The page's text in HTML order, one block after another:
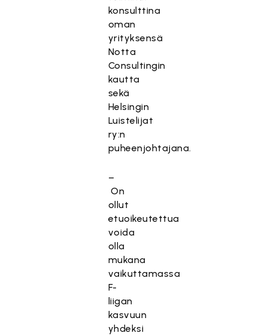
konsulttina
oman
yrityksensä
Notta
Consultingin
kautta
sekä
Helsingin
Luistelijat
ry:n
puheenjohtajana.
–
On
ollut
etuoikeutettua
voida
olla
mukana
vaikuttamassa
F-
liigan
kasvuun
yhdeksi